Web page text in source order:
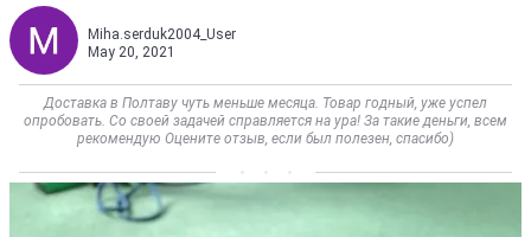
Miha.serduk2004_User
May 20, 2021
Доставка в Полтаву чуть меньше месяца. Товар годный, уже успел
опробовать. Со своей задачей справляется на ура! За такие деньги, всем
рекомендую Оцените отзыв, если был полезен, спасибо)